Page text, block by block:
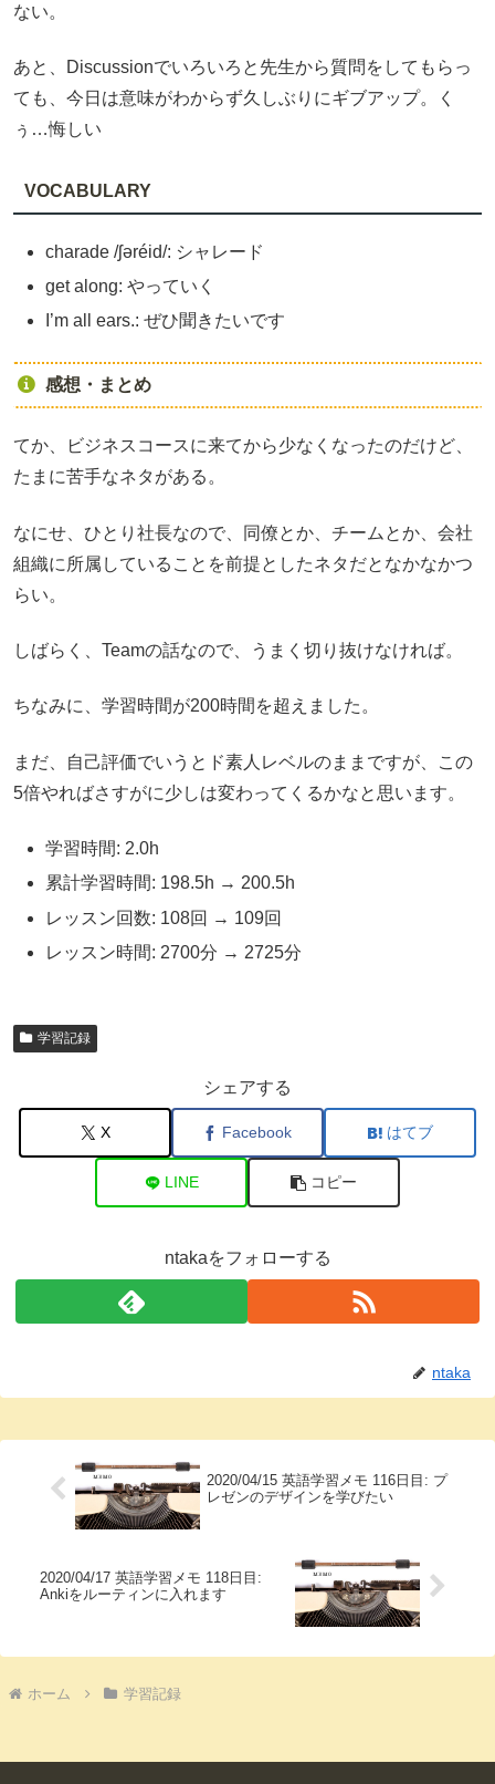
ない。
あと、Discussionでいろいろと先生から質問をしてもらっ
ても、今日は意味がわからず久しぶりにギブアップ。く
ぅ…悔しい
VOCABULARY
charade /ʃəréid/: シャレード
get along: やっていく
I’m all ears.: ぜひ聞きたいです
感想・まとめ
てか、ビジネスコースに来てから少なくなったのだけど、
たまに苦手なネタがある。
なにせ、ひとり社長なので、同僚とか、チームとか、会社
組織に所属していることを前提としたネタだとなかなかつ
らい。
しばらく、Teamの話なので、うまく切り抜けなければ。
ちなみに、学習時間が200時間を超えました。
まだ、自己評価でいうとド素人レベルのままですが、この
5倍やればさすがに少しは変わってくるかなと思います。
学習時間: 2.0h
累計学習時間: 198.5h → 200.5h
レッスン回数: 108回 → 109回
レッスン時間: 2700分 → 2725分
学習記録
シェアする
X Facebook はてブ
LINE コピー
ntakaをフォローする
ntaka
2020/04/15 英語学習メモ 116日目: プ
レゼンのデザインを学びたい
2020/04/17 英語学習メモ 118日目:
Ankiをルーティンに入れます
ホーム 学習記録